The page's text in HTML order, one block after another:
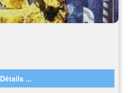
Détails ...